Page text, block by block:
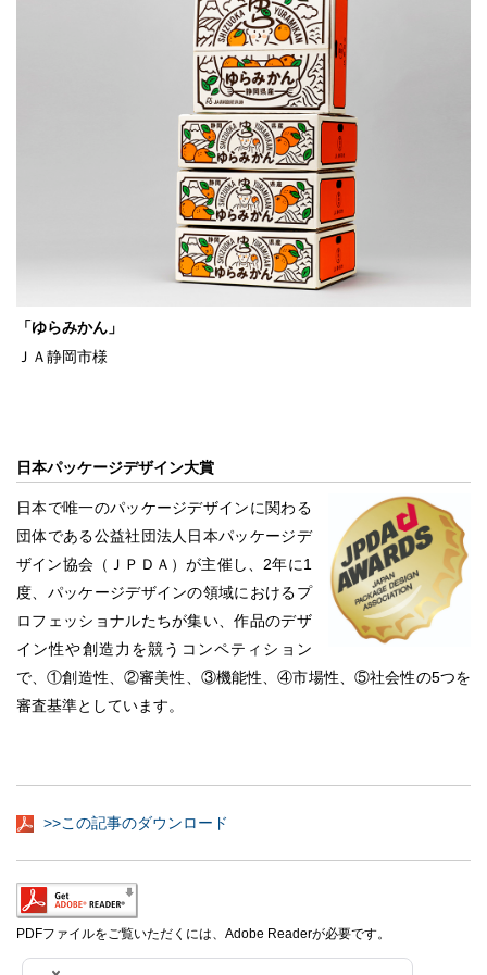
「ゆらみかん」
ＪＡ静岡市様
日本パッケージデザイン大賞
日本で唯一のパッケージデザインに関わる
団体である公益社団法人日本パッケージデ
ザイン協会（ＪＰＤＡ）が主催し、2年に1
度、パッケージデザインの領域におけるプ
ロフェッショナルたちが集い、作品のデザ
イン性や創造力を競うコンペティション
で、①創造性、②審美性、③機能性、④市場性、⑤社会性の5つを
審査基準としています。
>>この記事のダウンロード
PDFファイルをご覧いただくには、Adobe Readerが必要です。